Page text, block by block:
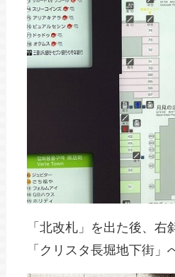
「北改札」を出た後、右
「クリスタ長堀地下街」